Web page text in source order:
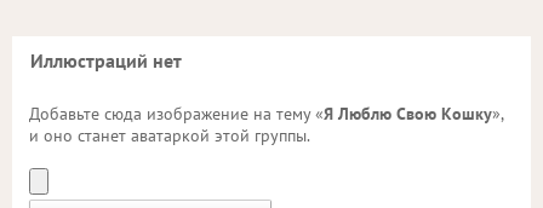
Иллюстраций нет
Добавьте сюда изображение на тему «Я Люблю Свою Кошку»,
и оно станет аватаркой этой группы.